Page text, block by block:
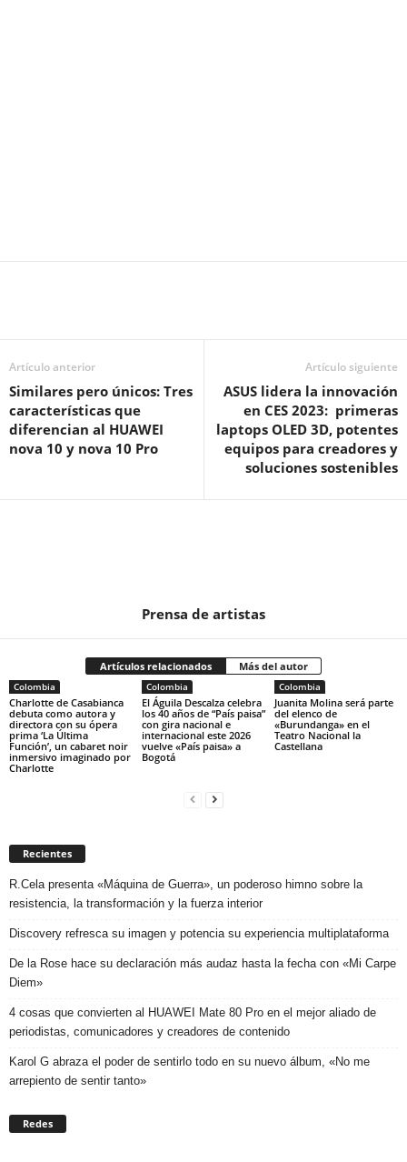
Artículo anterior
Similares pero únicos: Tres
características que
diferencian al HUAWEI
nova 10 y nova 10 Pro
Artículo siguiente
ASUS lidera la innovación
en CES 2023: primeras
laptops OLED 3D, potentes
equipos para creadores y
soluciones sostenibles
Prensa de artistas
Artículos relacionados Más del autor
Colombia
Charlotte de Casabianca
debuta como autora y
directora con su ópera
prima ‘La Última
Función’, un cabaret noir
inmersivo imaginado por
Charlotte
Colombia
El Águila Descalza celebra
los 40 años de “País paisa”
con gira nacional e
internacional este 2026
vuelve «País paisa» a
Bogotá
Colombia
Juanita Molina será parte
del elenco de
«Burundanga» en el
Teatro Nacional la
Castellana
Recientes
R.Cela presenta «Máquina de Guerra», un poderoso himno sobre la
resistencia, la transformación y la fuerza interior
Discovery refresca su imagen y potencia su experiencia multiplataforma
De la Rose hace su declaración más audaz hasta la fecha con «Mi Carpe
Diem»
4 cosas que convierten al HUAWEI Mate 80 Pro en el mejor aliado de
periodistas, comunicadores y creadores de contenido
Karol G abraza el poder de sentirlo todo en su nuevo álbum, «No me
arrepiento de sentir tanto»
Redes